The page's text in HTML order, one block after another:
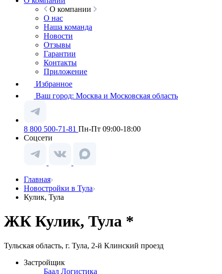
О компании
О нас
Наша команда
Новости
Отзывы
Гарантии
Контакты
Приложение
Избранное
Ваш город: Москва и Московская область
8 800 500-71-81 Пн-Пт 09:00-18:00
Соцсети
Главная
Новостройки в Тула
Кулик, Тула
ЖК Кулик, Тула *
Тульская область, г. Тула, 2-й Клинский проезд
Застройщик
Баал Логистика